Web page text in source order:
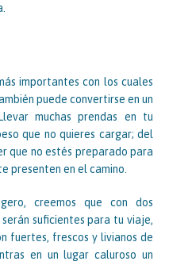
importantes con los cuales
puede convertirse en un
muchas prendas en tu
que no quieres cargar; del
que no estés preparado para
presenten en el camino.
creemos que con dos
suficientes para tu viaje,
fuertes, frescos y livianos de
en un lugar caluroso un